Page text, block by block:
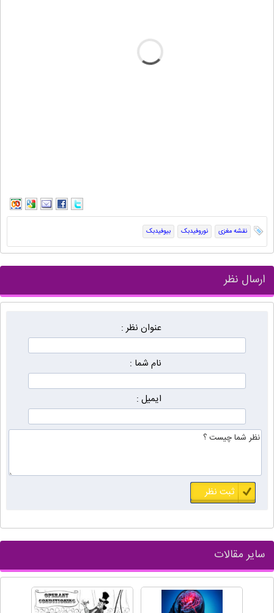
نقشه مغزی نوروفیدبک بیوفیدبک
ارسال نظر
عنوان نظر :
نام شما :
ایمیل :
سایر مقالات